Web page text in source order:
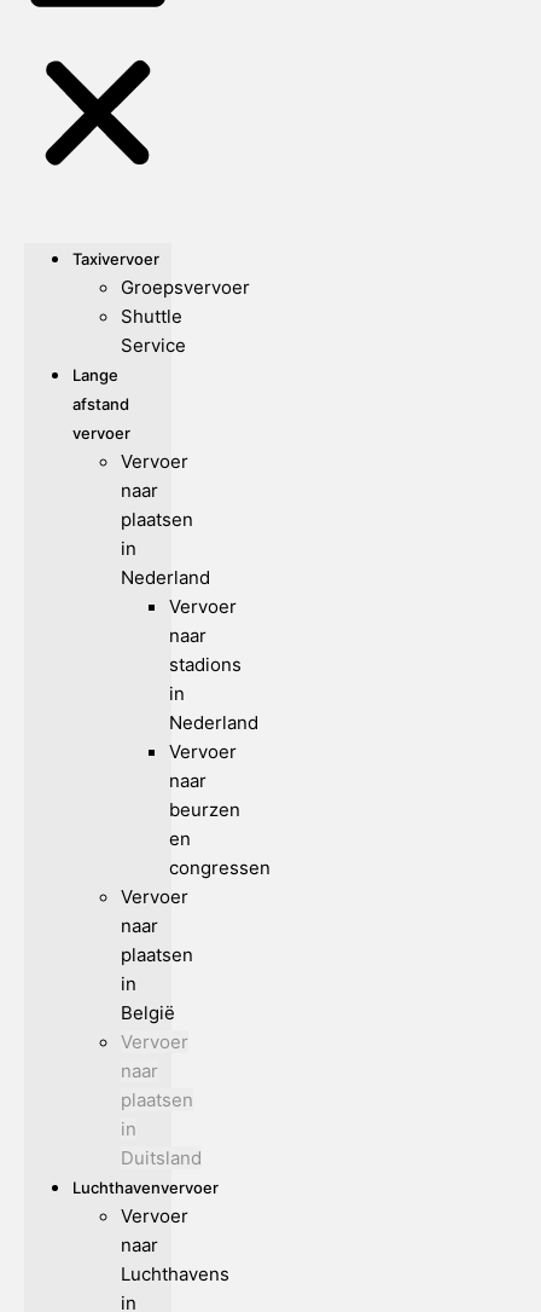
Taxivervoer
Groepsvervoer
Shuttle
Service
Lange
afstand
vervoer
Vervoer
naar
plaatsen
in
Nederland
Vervoer
naar
stadions
in
Nederland
Vervoer
naar
beurzen
en
congressen
Vervoer
naar
plaatsen
in
België
Vervoer
naar
plaatsen
in
Duitsland
Luchthavenvervoer
Vervoer
naar
Luchthavens
in